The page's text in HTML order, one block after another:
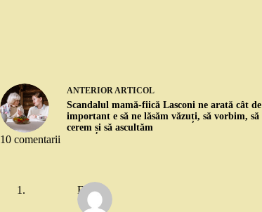
ANTERIOR ARTICOL
Scandalul mamă-fiică Lasconi ne arată cât de
important e să ne lăsăm văzuți, să vorbim, să
cerem și să ascultăm
10 comentarii
Ela